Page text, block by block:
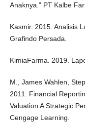
Anaknya.” PT Kalbe
Kasmir. 2015. Analisis
Grafindo Persada.
KimiaFarma. 2019.
M., James Wahlen,
2011. Financial
Valuation A Strategic
Cengage Learning.